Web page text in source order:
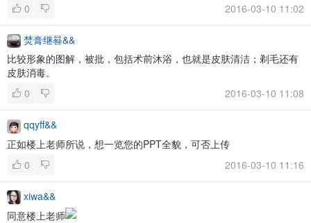
0
2016-03-10 11:02
焚膏继晷&&
比较形象的图解，被批，包括术前沐浴，也就是皮肤清洁；剃毛还有
皮肤消毒。
0
2016-03-10 11:08
qqyff&&
正如楼上老师所说，想一览您的PPT全貌，可否上传
0
2016-03-10 11:16
xiwa&&
同意楼上老师